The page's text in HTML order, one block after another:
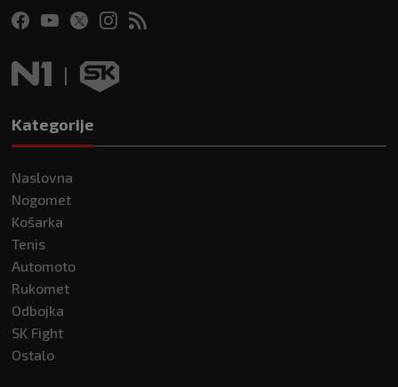
Kategorije
Naslovna
Nogomet
Košarka
Tenis
Automoto
Rukomet
Odbojka
SK Fight
Ostalo